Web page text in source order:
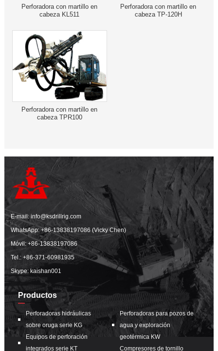
Perforadora con martillo en
cabeza KL511
Perforadora con martillo en
cabeza TP-120H
Perforadora con martillo en
cabeza TPR100
E-mail:info@ksdrillrig.com
WhatsApp:+86-13838197086 (Vicky Chen)
Móvil:+86-13838197086
Tel.:+86-371-60981935
Skype: kaishan001
Productos
Perforadoras hidráulicas
sobre oruga serie KG
Equipos de perforación
integrados serie KT
Perforadoras para pozos de
agua y exploración
geotérmica KW
Compresores de tornillo